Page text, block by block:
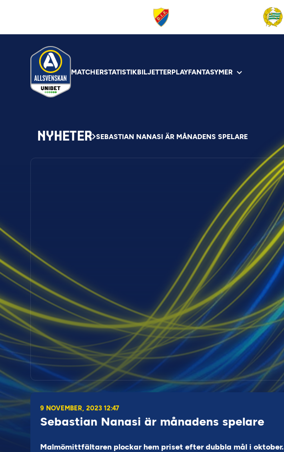
MATCHERSTATISTIKBILJETTERPLAYFANTASYMER
NYHETER SEBASTIAN NANASI ÄR MÅNADENS SPELARE
9 NOVEMBER, 2023 12:47
Sebastian Nanasi är månadens spelare
Malmömittfältaren plockar hem priset efter dubbla mål i oktober.